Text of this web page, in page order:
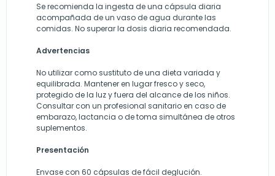
Se recomienda la ingesta de una cápsula diaria
acompañada de un vaso de agua durante las
comidas. No superar la dosis diaria recomendada.
Advertencias
No utilizar como sustituto de una dieta variada y
equilibrada. Mantener en lugar fresco y seco,
protegido de la luz y fuera del alcance de los niños.
Consultar con un profesional sanitario en caso de
embarazo, lactancia o de toma simultánea de otros
suplementos.
Presentación
Envase con 60 cápsulas de fácil deglución.